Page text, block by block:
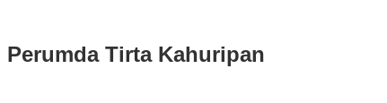
Perumda Tirta Kahuripan